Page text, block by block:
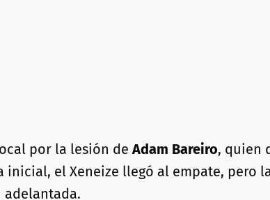
por la lesión de Adam Bareiro, quien
inicial, el Xeneize llegó al empate, pero